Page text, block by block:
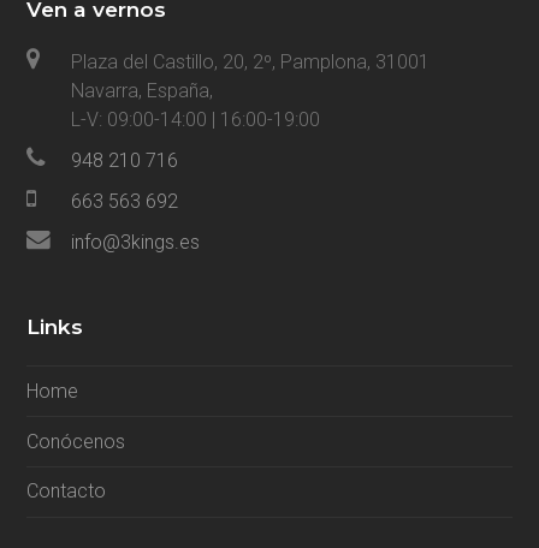
Ven a vernos
Plaza del Castillo, 20, 2º, Pamplona, 31001
Navarra, España,
L-V: 09:00-14:00 | 16:00-19:00
948 210 716
663 563 692
info@3kings.es
Links
Home
Conócenos
Contacto